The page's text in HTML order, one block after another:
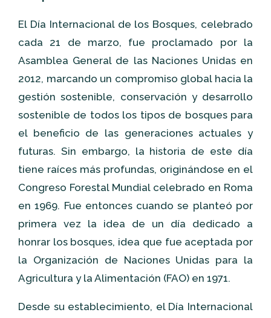
El Día Internacional de los Bosques, celebrado
cada 21 de marzo, fue proclamado por la
Asamblea General de las Naciones Unidas en
2012, marcando un compromiso global hacia la
gestión sostenible, conservación y desarrollo
sostenible de todos los tipos de bosques para
el beneficio de las generaciones actuales y
futuras. Sin embargo, la historia de este día
tiene raíces más profundas, originándose en el
Congreso Forestal Mundial celebrado en Roma
en 1969. Fue entonces cuando se planteó por
primera vez la idea de un día dedicado a
honrar los bosques, idea que fue aceptada por
la Organización de Naciones Unidas para la
Agricultura y la Alimentación (FAO) en 1971.
Desde su establecimiento, el Día Internacional